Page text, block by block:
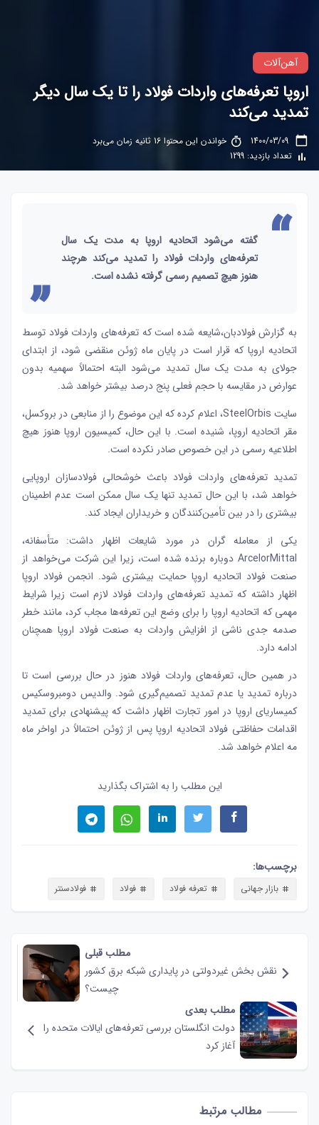
آهن‌آلات
اروپا تعرفه‌های واردات فولاد را تا یک سال دیگر
تمدید می‌کند
خواندن این محتوا 16 ثانیه زمان می‌برد
تعداد بازدید: 1299
گفته می‌شود اتحادیه اروپا به مدت یک سال
تعرفه‌های واردات فولاد را تمدید می‌کند هرچند
هنوز هیچ تصمیم رسمی گرفته نشده است.
به گزارش فولادبان،شایعه شده است که تعرفه‌های واردات فولاد توسط
اتحادیه اروپا که قرار است در پایان ماه ژوئن منقضی شود، از ابتدای
جولای به مدت یک سال تمدید می‌شود البته احتمالاً سهمیه بدون
عوارض در مقایسه با حجم فعلی پنج درصد بیشتر خواهد شد.
سایت SteelOrbis، اعلام کرده که این موضوع را از منابعی در بروکسل،
مقر اتحادیه اروپا، شنیده است. با این حال، کمیسیون اروپا هنوز هیچ
اطلاعیه رسمی در این خصوص صادر نکرده است.
تمدید تعرفه‌های واردات فولاد باعث خوشحالی فولادسازان اروپایی
خواهد شد، با این حال تمدید تنها یک سال ممکن است عدم اطمینان
بیشتری را در بین تأمین‌کنندگان و خریداران ایجاد کند.
یکی از معامله گران در مورد شایعات اظهار داشت: متأسفانه،
ArcelorMittal دوباره برنده شده است، زیرا این شرکت می‌خواهد از
صنعت فولاد اتحادیه اروپا حمایت بیشتری شود. انجمن فولاد اروپا
اظهار داشته که تمدید تعرفه‌های واردات فولاد لازم است زیرا شرایط
مهمی که اتحادیه اروپا را برای وضع این تعرفه‌ها مجاب کرد، مانند خطر
صدمه جدی ناشی از افزایش واردات به صنعت فولاد اروپا همچنان
ادامه دارد.
در همین حال، تعرفه‌های واردات فولاد هنوز در حال بررسی است تا
درباره تمدید یا عدم تمدید تصمیم‌گیری شود. والدیس دومبروسکیس
کمیساریای اروپا در امور تجارت اظهار داشت که پیشنهادی برای تمدید
اقدامات حفاظتی فولاد اتحادیه اروپا پس از ژوئن احتمالاً در اواخر ماه
مه اعلام خواهد شد.
این مطلب را به اشتراک بگذارید
برچسب‌ها:
بازار جهانی تعرفه فولاد فولاد فولادسنتر
مطلب قبلی
نقش‌ بخش غیردولتی در پایداری شبکه برق کشور
چیست؟
مطلب بعدی
دولت انگلستان بررسی تعرفه‌های ایالات متحده را
آغاز کرد
مطالب مرتبط